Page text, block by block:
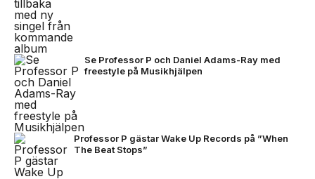
Se Professor P och Daniel Adams-Ray med
freestyle på Musikhjälpen
Professor P gästar Wake Up Records på ”When
The Beat Stops”